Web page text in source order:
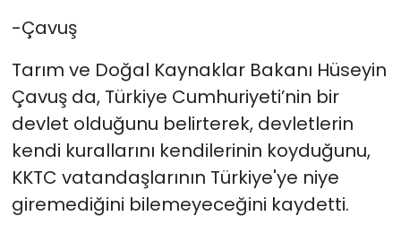
-Çavuş
Tarım ve Doğal Kaynaklar Bakanı Hüseyin
Çavuş da, Türkiye Cumhuriyeti’nin bir
devlet olduğunu belirterek, devletlerin
kendi kurallarını kendilerinin koyduğunu,
KKTC vatandaşlarının Türkiye'ye niye
giremediğini bilemeyeceğini kaydetti.